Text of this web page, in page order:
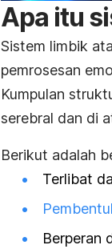
Apa itu
Sistem limbik
pemrosesan
Kumpulan
serebral dan di
Berikut adalah
Terlibat
Berperan